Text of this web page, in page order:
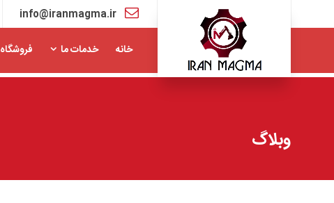
info@iranmagma.ir
خانه خدمات ما فروشگاه
وبلاگ